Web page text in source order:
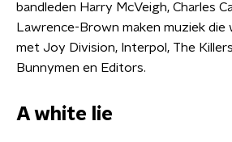
bandleden Harry McVeigh, Charles
Lawrence-Brown maken muziek
met Joy Division, Interpol, The
Bunnymen en Editors.
A white lie